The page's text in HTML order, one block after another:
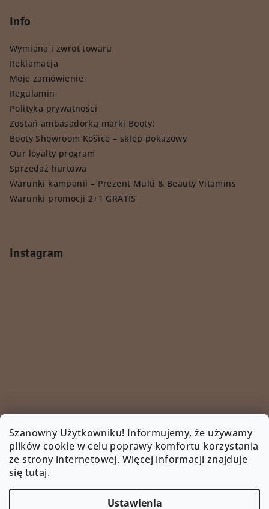
Szanowny Użytkowniku! Informujemy, że używamy
plików cookie w celu poprawy komfortu korzystania
ze strony internetowej. Więcej informacji znajduje
się tutaj.
Ustawienia
Info
Wymiana i zwrot towaru
Reklamacja
Moje zamówienie
Regulamin
Polityka prywatności
Zostań ambasadorką marki Booty!
Booty Showroom Košice – sklep pokazowy
Our loyalty program
Sprzedaż hurtowa
Warunki kampanii – Prezent Multi & Beauty Vitamins
Warunki promocji 2+1 GRATIS
Instagram
INSTAGRAM